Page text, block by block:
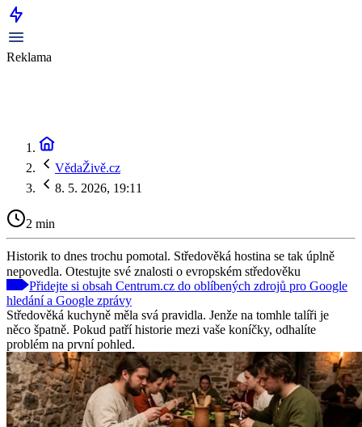
Reklama
VědaŽivě.cz
8. 5. 2026, 19:11
2 min
Historik to dnes trochu pomotal. Středověká hostina se tak úplně
nepovedla. Otestujte své znalosti o evropském středověku
Přidejte si obsah Centrum.cz do oblíbených zdrojů pro Google
hledání a Google zprávy
Středověká kuchyně měla svá pravidla. Jenže na tomhle talíři je
něco špatně. Pokud patří historie mezi vaše koníčky, odhalíte
problém na první pohled.